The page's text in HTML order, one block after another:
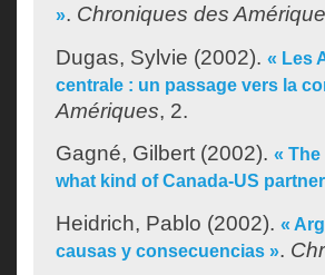
». Chroniques des
Dugas, Sylvie (2002). « Les
centrale : un passage vers la
Amériques, 2.
Gagné, Gilbert (2002). «
what kind of Canada-US
Heidrich, Pablo (2002). «
causas y consecuencias ».